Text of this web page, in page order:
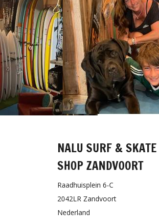
NALU SURF & SKATE
SHOP ZANDVOORT
Raadhuisplein 6-C
2042LR Zandvoort
Nederland